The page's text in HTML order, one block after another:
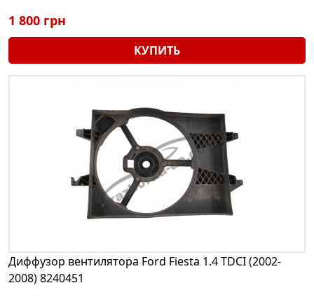
1 800 грн
КУПИТЬ
Диффузор вентилятора Ford Fiesta 1.4 TDCI (2002-
2008) 8240451